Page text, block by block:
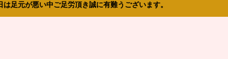
足元が悪い中ご足労頂き誠に有難うございます。